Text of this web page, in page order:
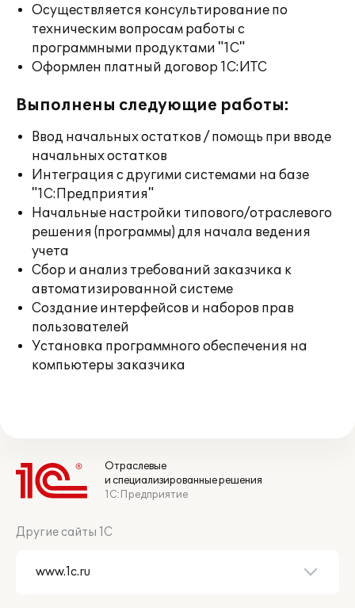
Осуществляется консультирование по
техническим вопросам работы с
программными продуктами "1С"
Оформлен платный договор 1С:ИТС
Выполнены следующие работы:
Ввод начальных остатков / помощь при вводе
начальных остатков
Интеграция с другими системами на базе
"1С:Предприятия"
Начальные настройки типового/отраслевого
решения (программы) для начала ведения
учета
Сбор и анализ требований заказчика к
автоматизированной системе
Создание интерфейсов и наборов прав
пользователей
Установка программного обеспечения на
компьютеры заказчика
Отраслевые
и специализированные решения
1С:Предприятие
Другие сайты 1С